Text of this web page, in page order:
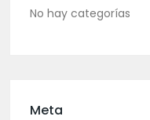
No hay categorías
Meta